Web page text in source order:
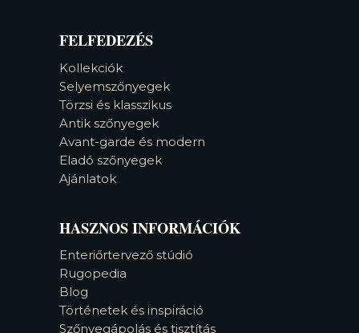
FELFEDEZÉS
Kollekciók
Selyemszőnyegek
Törzsi és klasszikus
Antik szőnyegek
Avant-garde és modern
Eladó szőnyegek
Ajánlatok
HASZNOS INFORMÁCIÓK
Enteriőrtervező stúdió
Rugopedia
Blog
Történetek és inspiráció
Szőnyegápolás és tisztítás